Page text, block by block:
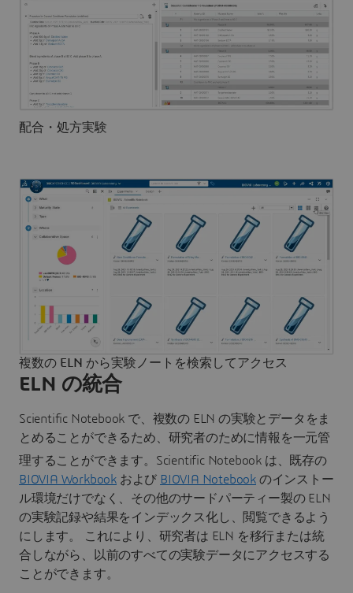
配合・処方実験
ELN の統合
Scientific Notebook で、複数の ELN の実験とデータをま
とめることができるため、研究者のために情報を一元管
理することができます。Scientific Notebook は、 既存の
BIOVIA Workbook および BIOVIA Notebook のインストー
ル環境だけでなく、その他のサードパーティー製の ELN
の実験記録や結果をインデックス化し、閲覧できるよう
にします。 これにより、研究者は ELN を移行または統
合しながら、以前のすべての実験データにアクセスする
ことができます。
複数の ELN から実験ノートを検索してアクセス